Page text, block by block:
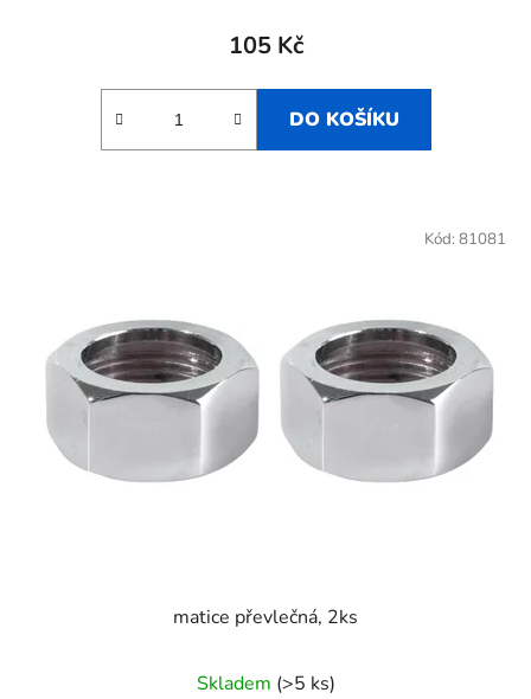
105 Kč
DO KOŠÍKU
matice převlečná, 2ks
Skladem (>5 ks)
Kód: 81081